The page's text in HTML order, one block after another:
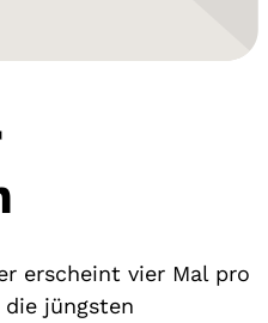
erscheint vier Mal pro
jüngsten